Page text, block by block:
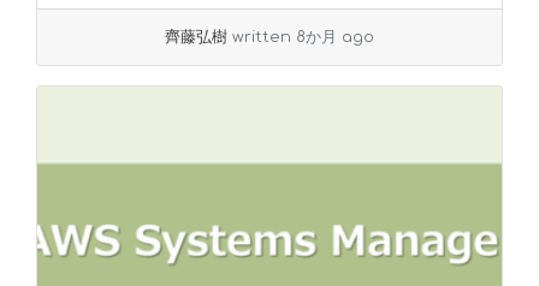
齊藤弘樹 written 8か月 ago